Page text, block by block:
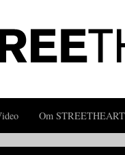
Om STREETHEART